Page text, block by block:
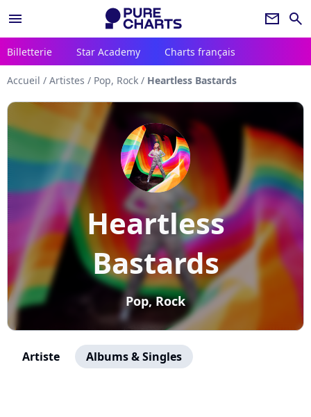
menu newsletter search
Billetterie Star Academy Charts français
Accueil / Artistes / Pop, Rock / Heartless Bastards
Heartless
Bastards
Pop, Rock
Artiste Albums & Singles